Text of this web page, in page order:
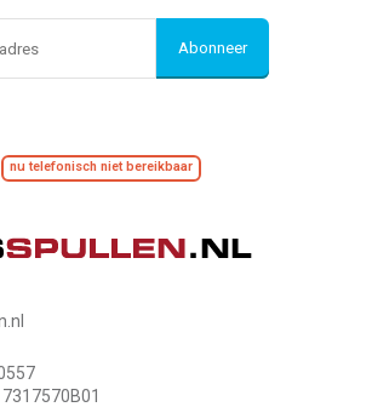
Abonneer
nu telefonisch niet bereikbaar